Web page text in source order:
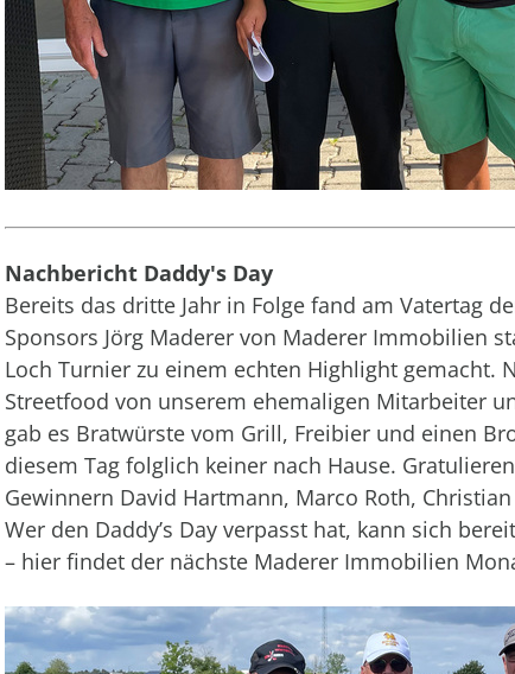
Nachbericht Daddy's Day
Bereits das dritte Jahr in Folge fand am Vatertag
Sponsors Jörg Maderer von Maderer Immobilien
Loch Turnier zu einem echten Highlight gemacht.
Streetfood von unserem ehemaligen Mitarbeiter
gab es Bratwürste vom Grill, Freibier und einen
diesem Tag folglich keiner nach Hause.
Gewinnern David Hartmann, Marco Roth,
Wer den Daddy’s Day verpasst hat, kann sich
– hier findet der nächste Maderer Immobilien